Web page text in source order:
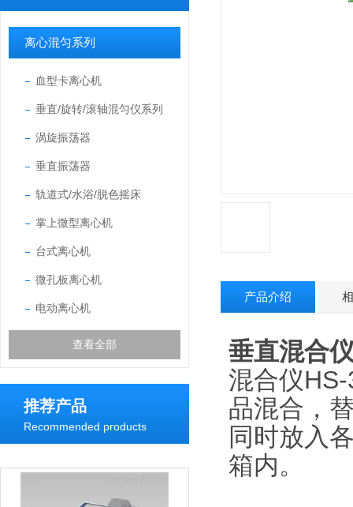
离心混匀系列
血型卡离心机
垂直/旋转/滚轴混匀仪系列
涡旋振荡器
垂直振荡器
轨道式/水浴/脱色摇床
掌上微型离心机
台式离心机
微孔板离心机
电动离心机
查看全部
推荐产品
Recommended products
产品介绍
垂直混合
混合仪
品混合，
同时放入
箱内。